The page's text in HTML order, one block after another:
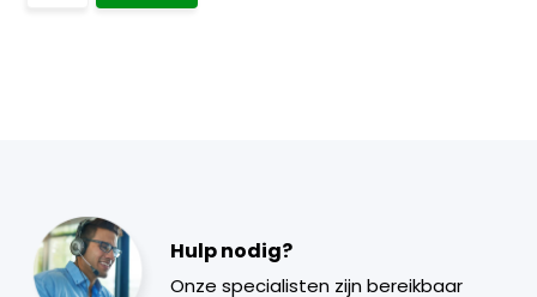
Hulp nodig?
Onze specialisten zijn bereikbaar